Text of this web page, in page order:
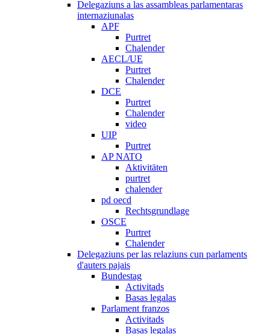
Delegaziuns a las assambleas parlamentaras
internaziunalas
APF
Purtret
Chalender
AECL/UE
Purtret
Chalender
DCE
Purtret
Chalender
video
UIP
Purtret
AP NATO
Aktivitäten
purtret
chalender
pd oecd
Rechtsgrundlage
OSCE
Purtret
Chalender
Delegaziuns per las relaziuns cun parlaments
d'auters pajais
Bundestag
Activitads
Basas legalas
Parlament franzos
Activitads
Basas legalas